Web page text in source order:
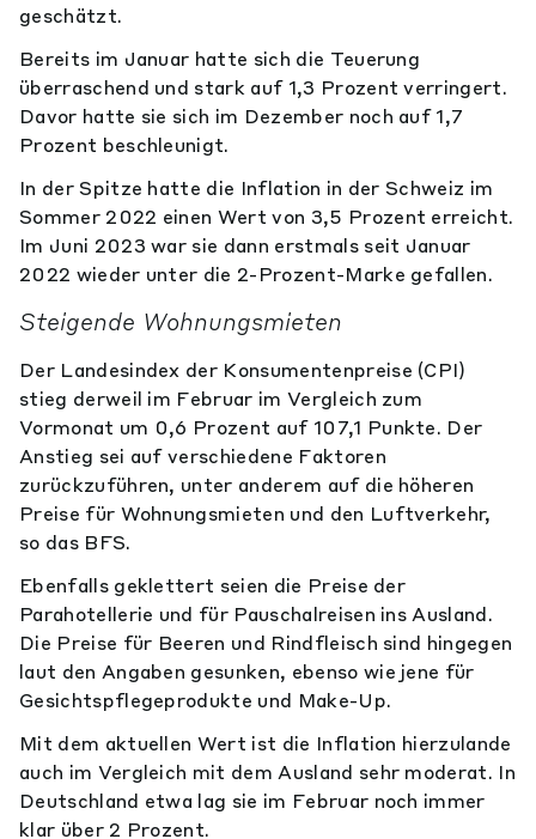
geschätzt.
Bereits im Januar hatte sich die Teuerung
überraschend und stark auf 1,3 Prozent verringert.
Davor hatte sie sich im Dezember noch auf 1,7
Prozent beschleunigt.
In der Spitze hatte die Inflation in der Schweiz im
Sommer 2022 einen Wert von 3,5 Prozent erreicht.
Im Juni 2023 war sie dann erstmals seit Januar
2022 wieder unter die 2-Prozent-Marke gefallen.
Steigende Wohnungsmieten
Der Landesindex der Konsumentenpreise (CPI)
stieg derweil im Februar im Vergleich zum
Vormonat um 0,6 Prozent auf 107,1 Punkte. Der
Anstieg sei auf verschiedene Faktoren
zurückzuführen, unter anderem auf die höheren
Preise für Wohnungsmieten und den Luftverkehr,
so das BFS.
Ebenfalls geklettert seien die Preise der
Parahotellerie und für Pauschalreisen ins Ausland.
Die Preise für Beeren und Rindfleisch sind hingegen
laut den Angaben gesunken, ebenso wie jene für
Gesichtspflegeprodukte und Make-Up.
Mit dem aktuellen Wert ist die Inflation hierzulande
auch im Vergleich mit dem Ausland sehr moderat. In
Deutschland etwa lag sie im Februar noch immer
klar über 2 Prozent.